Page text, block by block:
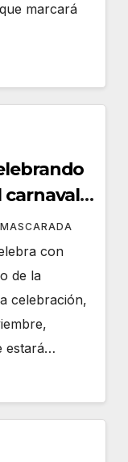
marcará
carnaval
con
de la
celebración,
estará…